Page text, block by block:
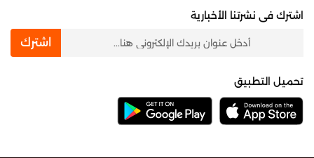
اشترك فى نشرتنا الأخبارية
اشترك
تحميل التطبيق